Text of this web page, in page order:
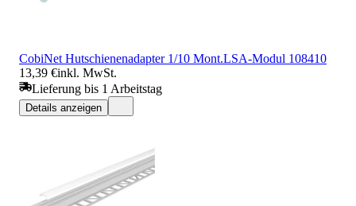
CobiNet Hutschienenadapter 1/10 Mont.LSA-Modul 108410
13,39 €inkl. MwSt.
Lieferung bis 1 Arbeitstag
Details anzeigen